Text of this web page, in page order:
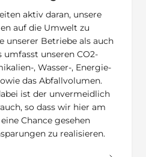
aktiv daran, unsere
auf die Umwelt zu
unserer Betriebe als auch
umfasst unseren CO2-
, Wasser-, Energie-
das Abfallvolumen.
ist der unvermeidlich
so dass wir hier am
Chance gesehen
zu realisieren.